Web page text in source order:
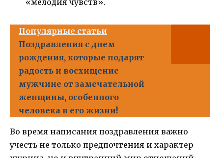
Популярные статьи
Поздравления с днем
рождения, которые подарят
радость и восхищение
мужчине от замечательной
женщины, особенного
человека в его жизни!
Во время написания поздравления важно
учесть не только предпочтения и характер